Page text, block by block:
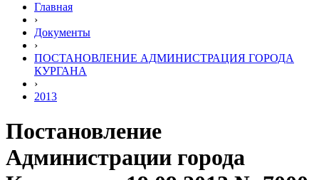
Главная
›
Документы
›
ПОСТАНОВЛЕНИЕ АДМИНИСТРАЦИЯ ГОРОДА
КУРГАНА
›
2013
Постановление
Администрации города